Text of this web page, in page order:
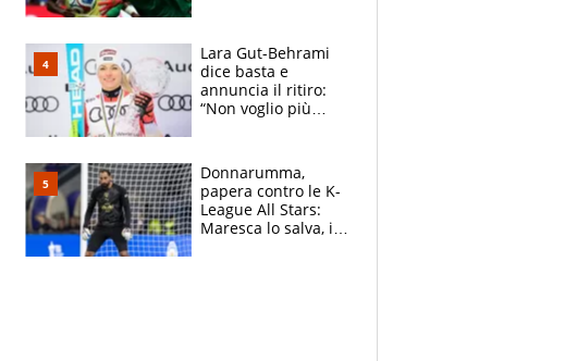
rischio beffa
Lara Gut-Behrami
dice basta e
annuncia il ritiro:
“Non voglio più
Brignone
Donnarumma,
papera contro le K-
League All Stars:
Maresca lo salva, i